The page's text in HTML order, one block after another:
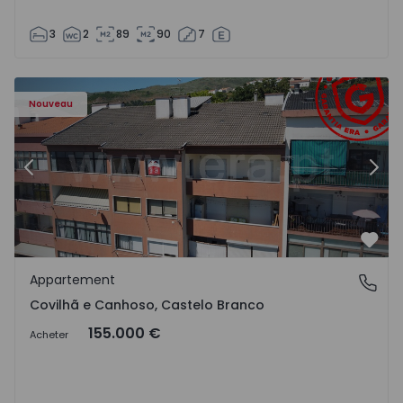
3 2 89 90 7
Nouveau
- 18
Appartement T2 Covilhã, Covilhã e Canhoso - 1497806 -
Précédent
Covilhã e Canhoso, Castelo Branco
Appartement
Covilhã e Canhoso, Castelo Branco
Acheter 155.000 €